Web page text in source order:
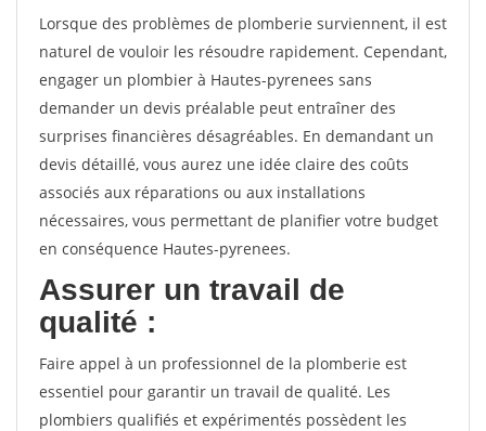
Lorsque des problèmes de plomberie surviennent, il est
naturel de vouloir les résoudre rapidement. Cependant,
engager un plombier à Hautes-pyrenees sans
demander un devis préalable peut entraîner des
surprises financières désagréables. En demandant un
devis détaillé, vous aurez une idée claire des coûts
associés aux réparations ou aux installations
nécessaires, vous permettant de planifier votre budget
en conséquence Hautes-pyrenees.
Assurer un travail de
qualité :
Faire appel à un professionnel de la plomberie est
essentiel pour garantir un travail de qualité. Les
plombiers qualifiés et expérimentés possèdent les